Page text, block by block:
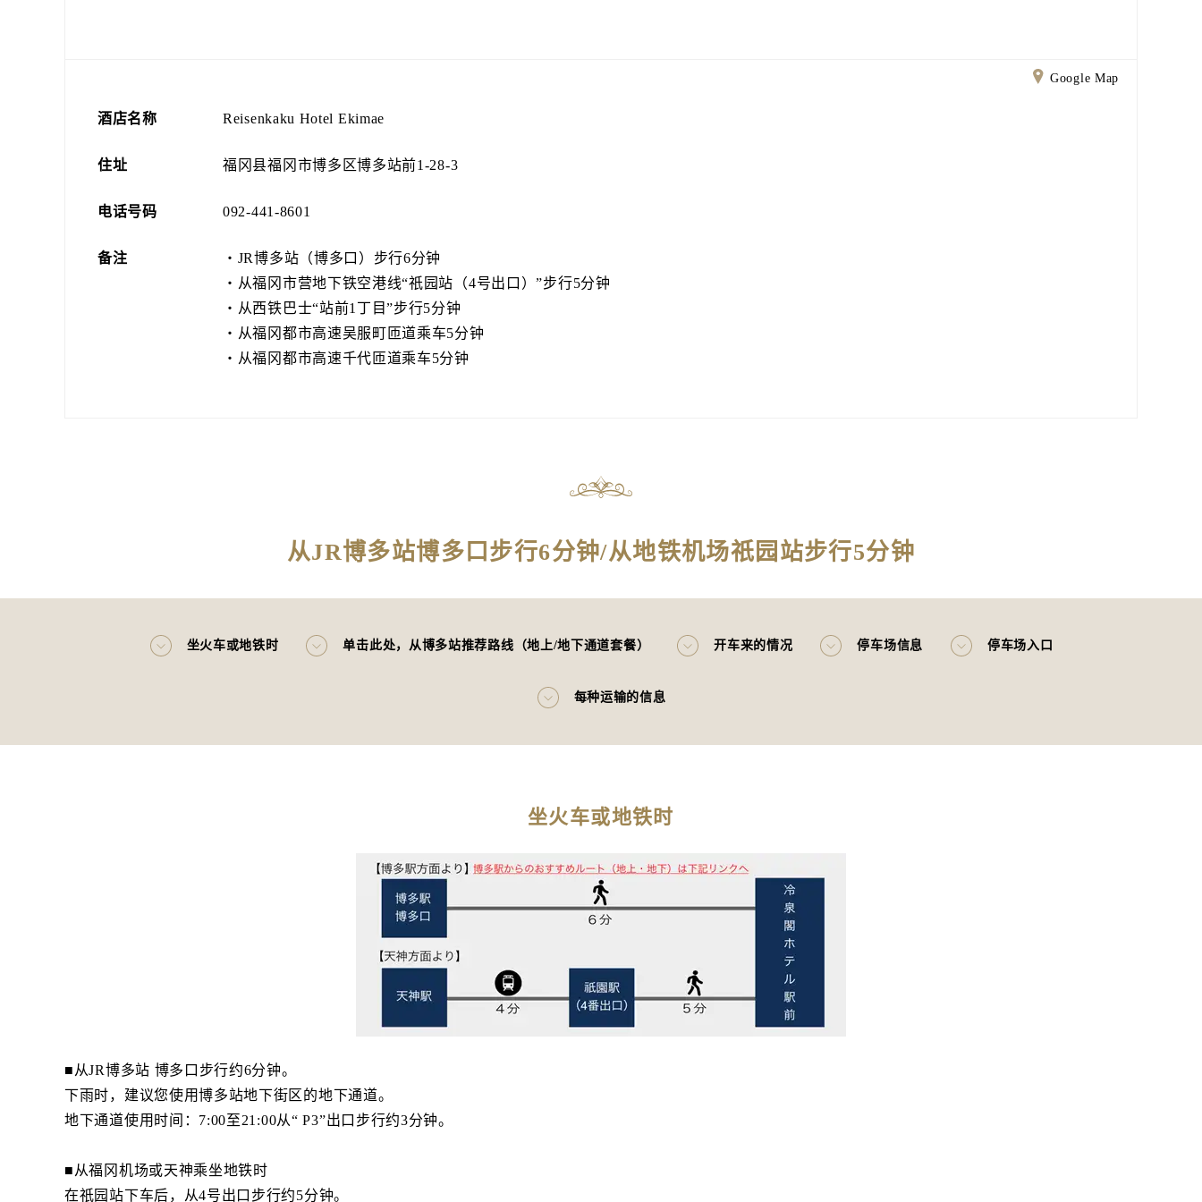
Google Map
酒店名称 Reisenkaku Hotel Ekimae
住址 福冈县福冈市博多区博多站前1-28-3
电话号码 092-441-8601
备注
・JR博多站（博多口）步行6分钟
・从福冈市营地下铁空港线“祇园站（4号出口）”步行5分钟
・从西铁巴士“站前1丁目”步行5分钟
・从福冈都市高速吴服町匝道乘车5分钟
・从福冈都市高速千代匝道乘车5分钟
从JR博多站博多口步行6分钟/从地铁机场祇园站步行5分钟
坐火车或地铁时 单击此处，从博多站推荐路线（地上/地下通道套餐） 开车来的情况 停车场信息 停车场入口
每种运输的信息
坐火车或地铁时
■从JR博多站 博多口步行约6分钟。
下雨时，建议您使用博多站地下街区的地下通道。
地下通道使用时间：7:00至21:00从“ P3”出口步行约3分钟。
■从福冈机场或天神乘坐地铁时
在祇园站下车后，从4号出口步行约5分钟。